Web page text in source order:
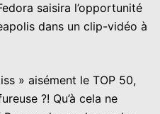
saisira l’opportunité
dans un clip-vidéo à
» aisément le TOP 50,
?! Qu’à cela ne